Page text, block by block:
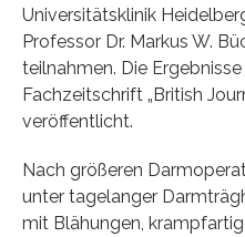
Universitätsklinik
Professor Dr. Markus W.
teilnahmen. Die
Fachzeitschrift „British
veröffentlicht.
Nach größeren
unter tagelanger
mit Blähungen,